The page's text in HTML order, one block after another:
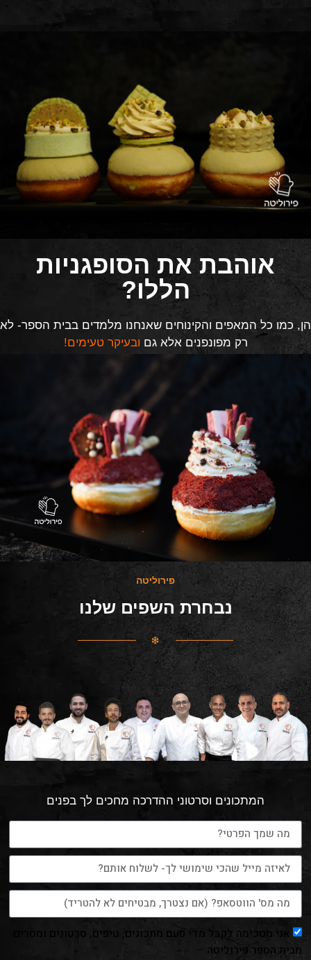
אוהבת את הסופגניות
הללו?
הן, כמו כל המאפים והקינוחים שאנחנו מלמדים בבית הספר- לא
רק מפונפנים אלא גם ובעיקר טעימים!
פירוליטה
נבחרת השפים שלנו
המתכונים וסרטוני ההדרכה מחכים לך בפנים
אני מסכימה לקבל מדי פעם מתכונים, טיפים, סרטונים ומסרים
מבית הספר פירוליטה